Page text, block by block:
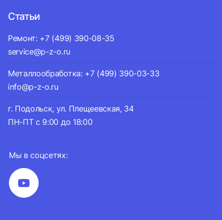
Мы в соцсетях:
Статьи
Ремонт: +7 (499) 390-08-35
service@p-z-o.ru
Металлообработка: +7 (499) 390-03-33
info@p-z-o.ru
г. Подольск, ул. Плещеевская, 34
ПН-ПТ с 9:00 до 18:00